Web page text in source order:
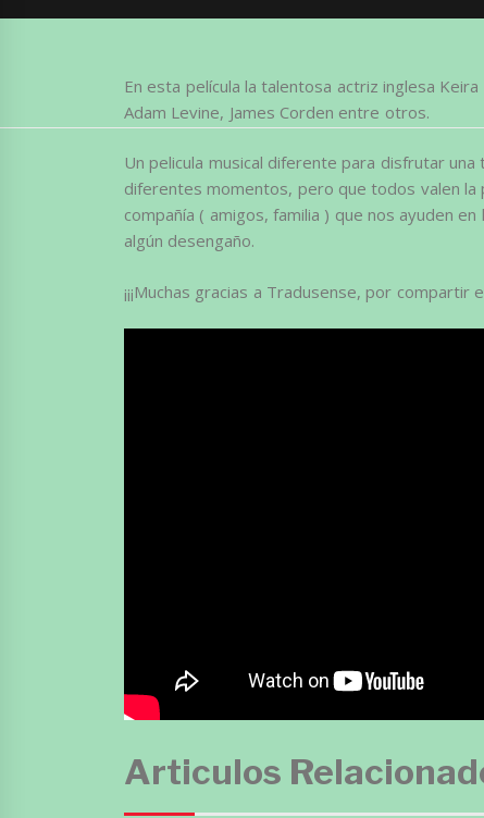
En esta película la talentosa actriz inglesa
Adam Levine, James Corden entre otros.
Un pelicula musical diferente para disfrutar
diferentes momentos, pero que todos valen la
compañía ( amigos, familia ) que nos ayuden
algún desengaño.
¡¡¡Muchas gracias a Tradusense, por compartir
Articulos